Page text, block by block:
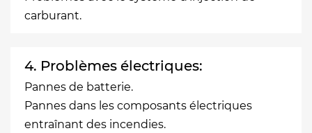
carburant.
4. Problèmes électriques:
Pannes de batterie.
Pannes dans les composants électriques
entraînant des incendies.